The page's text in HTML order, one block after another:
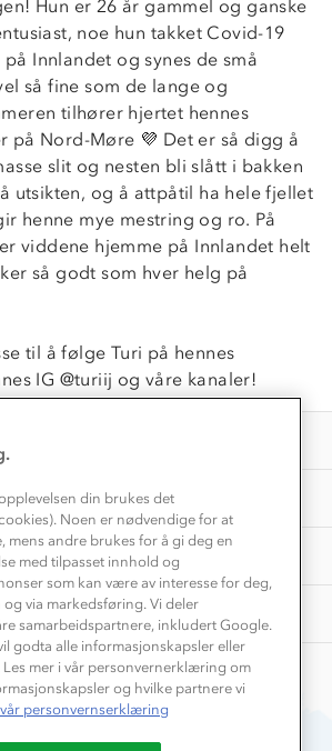
Hun er 26 år gammel og ganske
noe hun takket Covid-19
Innlandet og synes de små
så fine som de lange og
tilhører hjertet hennes
på Nord-Møre 💜 Det er så digg å
slit og nesten bli slått i bakken
utsikten, og å attpåtil ha hele fjellet
henne mye mestring og ro. På
viddene hjemme på Innlandet helt
så godt som hver helg på
til å følge Turi på hennes
IG @turiij og våre kanaler!
og SFO
barn
til barnehagen
turtøy?
og tips her⛰
din brukes det
Noen er nødvendige for at
mens andre brukes for å gi deg en
med tilpasset innhold og
som kan være av interesse for deg,
og via markedsføring. Vi deler
samarbeidspartnere, inkludert Google.
godta alle informasjonskapsler eller
mer i vår personvernerklæring om
og hvilke partnere vi
vår personvernserklæring